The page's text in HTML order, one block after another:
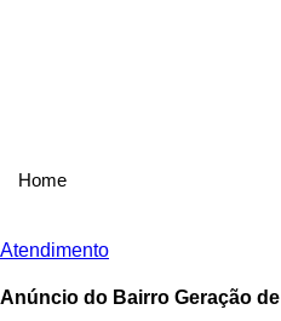
Home
Atendimento
Anúncio do Bairro Geração de